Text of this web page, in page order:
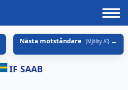
Nästa motståndare (Mjölby AI)
IF SAAB